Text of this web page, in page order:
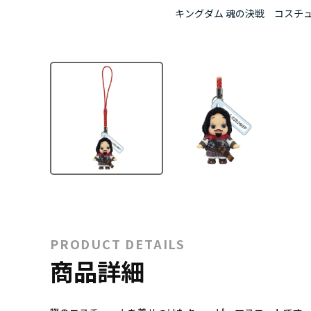
キングダム 魂の決戦 コスチ
PRODUCT DETAILS
商品詳細